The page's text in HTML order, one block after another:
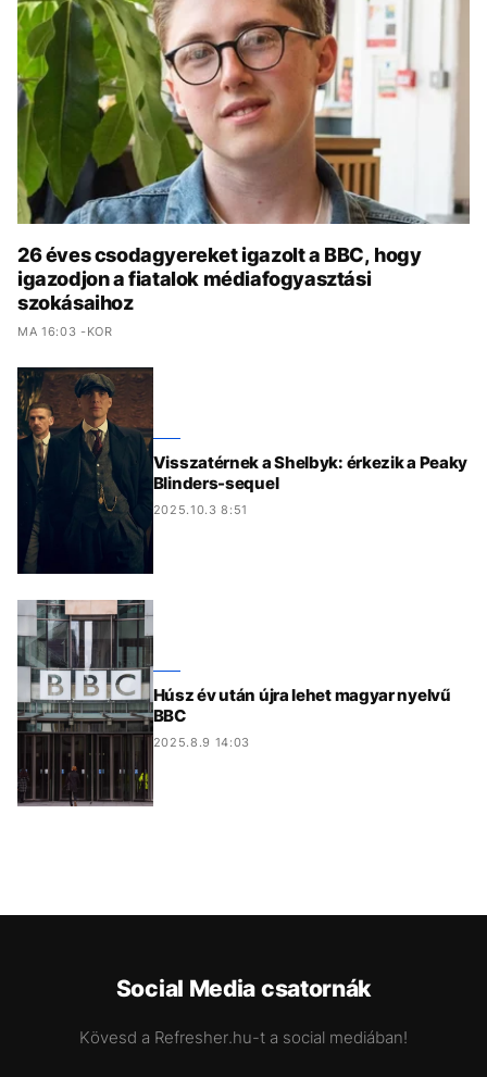
KÖZÉLET UTAZÁS
ÉLETMÓD DESIGN
BESZÉLGETÉSEK ARCOK
VIDEÓ TÖRTÉNETEK
GASZTRO
26 éves csodagyereket igazolt a BBC, hogy
igazodjon a fiatalok médiafogyasztási
szokásaihoz
MA 16:03 -KOR
Visszatérnek a Shelbyk: érkezik a Peaky
Blinders-sequel
2025.10.3 8:51
Húsz év után újra lehet magyar nyelvű
BBC
2025.8.9 14:03
Social Media csatornák
Kövesd a Refresher.hu-t a social mediában!